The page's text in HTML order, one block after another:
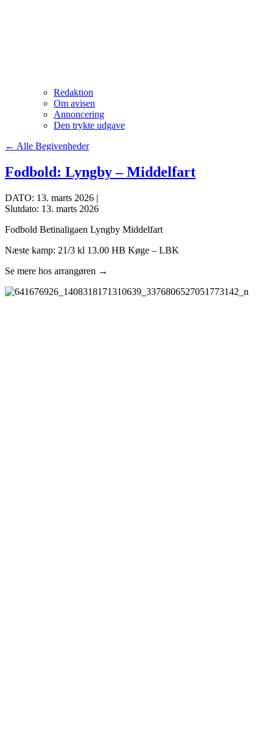
Redaktion
Om avisen
Annoncering
Den trykte udgave
← Alle Begivenheder
Fodbold: Lyngby – Middelfart
DATO: 13. marts 2026 |
Slutdato: 13. marts 2026
Fodbold Betinaligaen Lyngby Middelfart
Næste kamp: 21/3 kl 13.00 HB Køge – LBK
Se mere hos arrangøren →